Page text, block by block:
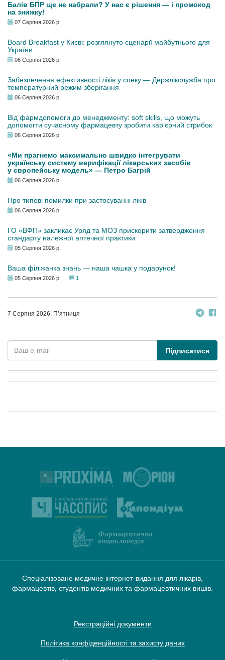
Балів БПР ще не набрали? У нас є рішення — і промокод
на знижку!
07 Серпня 2026 р.
Board Breakfast у Києві: розглянуто сценарії майбутнього для
України
06 Серпня 2026 р.
Забезпечення ефективності ліків у спеку — Держлікслужба про
температурний режим зберігання
06 Серпня 2026 р.
Від фармдопомоги до менеджменту: soft skills, що можуть
допомогти сучасному фармацевту зробити кар’єрний стрибок
06 Серпня 2026 р.
«Ми прагнемо максимально швидко інтегрувати
українську систему верифікації лікарських засобів
у європейську модель» — Петро Багрій
06 Серпня 2026 р.
Про типові помилки при застосуванні ліків
06 Серпня 2026 р.
ГО «ВФП» закликає Уряд та МОЗ прискорити затвердження
стандарту належної аптечної практики
05 Серпня 2026 р.
Ваша філіжанка знань — наша чашка у подарунок!
05 Серпня 2026 р. 1
7 Серпня 2026, П’ятниця
Підписатися
Спеціалізоване медичне інтернет-видання для лікарів,
фармацевтів, студентів медичних та фармацевтичних вишів.
Реєстраційні документи
Політика конфіденційності та захисту даних